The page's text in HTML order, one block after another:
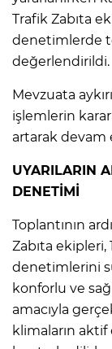
Trafik Zabıta
denetimlerde
değerlendirildi.
Mevzuata
işlemlerin
artarak devam
UYARILARIN
DENETİMİ
Toplantının
Zabıta
denetimlerini
konforlu ve
amacıyla
klimaların aktif